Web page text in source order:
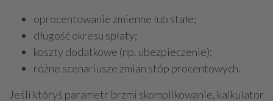
oprocentowanie zmienne lub stałe;
długość okresu spłaty;
koszty dodatkowe (np. ubezpieczenie);
różne scenariusze zmian stóp procentowych.
Jeśli któryś parametr brzmi skomplikowanie, kalkulator